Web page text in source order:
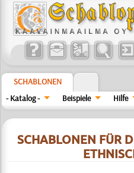
SCHABLONEN
- Katalog -
Beispiele Hilfe
SCHABLONEN FÜR